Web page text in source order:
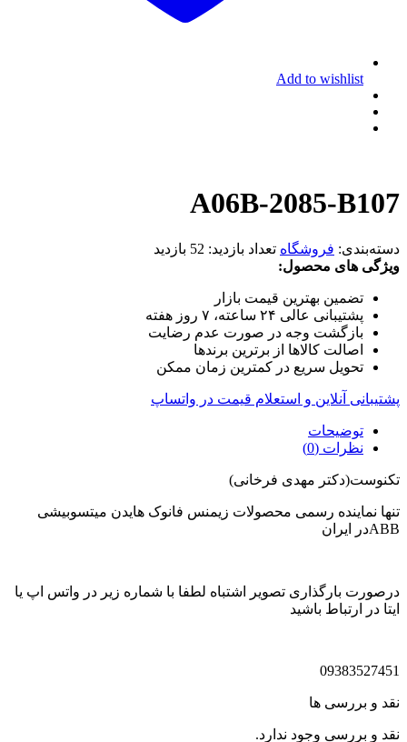
Add to wishlist
A06B-2085-B107
دسته‌بندی: فروشگاه تعداد بازدید: 52 بازدید
ویژگی های محصول:
تضمین بهترین قیمت بازار
پشتیبانی عالی ۲۴ ساعته، ۷ روز هفته
بازگشت وجه در صورت عدم رضایت
اصالت کالاها از برترین برندها
تحویل سریع در کمترین زمان ممکن
پشتیبانی آنلاین و استعلام قیمت در واتساپ
توضیحات
نظرات (0)
تکنوست(دکتر مهدی فرخانی)
تنها نماینده رسمی محصولات زیمنس فانوک هایدن میتسوبیشی
ABBدر ایران
درصورت بارگذاری تصویر اشتباه لطفا با شماره زیر در واتس اپ یا
ایتا در ارتباط باشید
09383527451
نقد و بررسی ها
نقد و بررسی وجود ندارد.